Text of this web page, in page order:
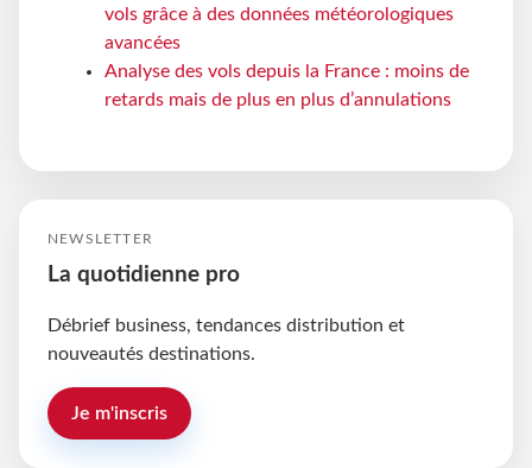
vols grâce à des données météorologiques
avancées
Analyse des vols depuis la France : moins de
retards mais de plus en plus d’annulations
NEWSLETTER
La quotidienne pro
Débrief business, tendances distribution et
nouveautés destinations.
Je m'inscris